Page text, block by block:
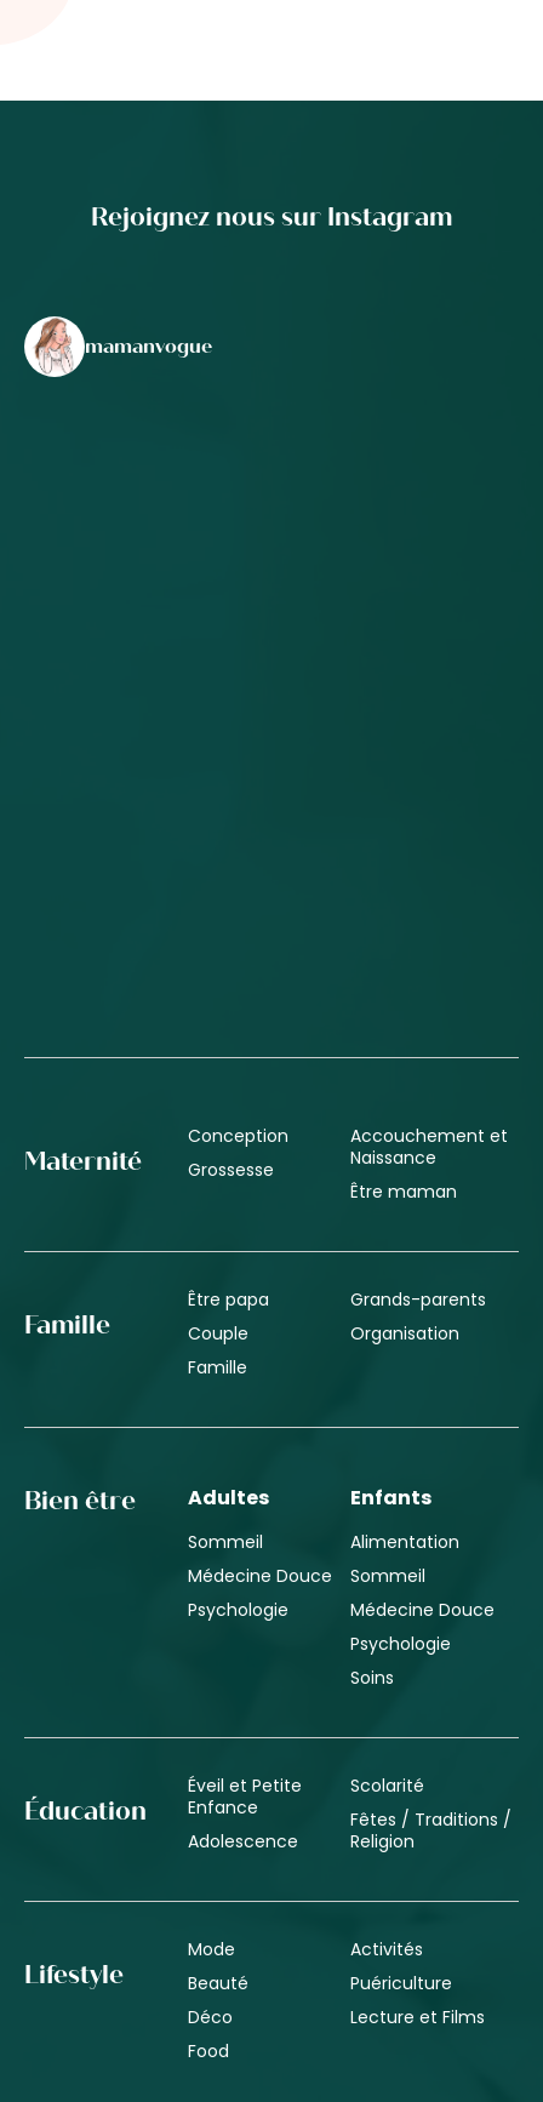
Rejoignez nous sur Instagram
mamanvogue
Maternité
Conception
Grossesse
Accouchement et
Naissance
Être maman
Famille
Être papa
Couple
Famille
Grands-parents
Organisation
Bien être Adultes
Sommeil
Médecine Douce
Psychologie
Enfants
Alimentation
Sommeil
Médecine Douce
Psychologie
Soins
Éducation
Éveil et Petite
Enfance
Adolescence
Scolarité
Fêtes / Traditions /
Religion
Lifestyle
Mode
Beauté
Déco
Food
Activités
Puériculture
Lecture et Films